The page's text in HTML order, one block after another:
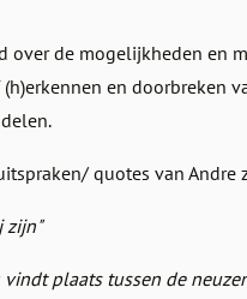
over de mogelijkheden en
en doorbreken
quotes van Andre
zijn"
vindt plaats tussen de